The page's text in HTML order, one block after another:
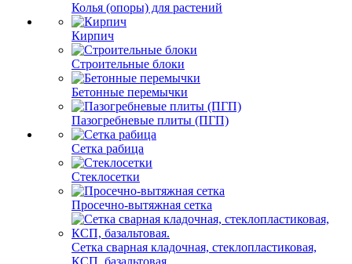
Колья (опоры) для растений
Кирпич
Строительные блоки
Бетонные перемычки
Пазогребневые плиты (ПГП)
Сетка рабица
Стеклосетки
Просечно-вытяжная сетка
Сетка сварная кладочная, стеклопластиковая,
КСП, базальтовая.